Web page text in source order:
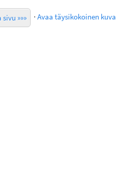
»»» · Avaa täysikokoinen kuva